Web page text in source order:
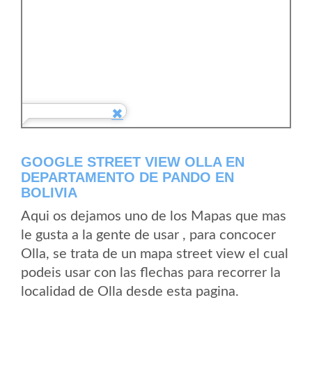
GOOGLE STREET VIEW OLLA EN
DEPARTAMENTO DE PANDO EN
BOLIVIA
Aqui os dejamos uno de los Mapas que mas
le gusta a la gente de usar , para concocer
Olla, se trata de un mapa street view el cual
podeis usar con las flechas para recorrer la
localidad de Olla desde esta pagina.